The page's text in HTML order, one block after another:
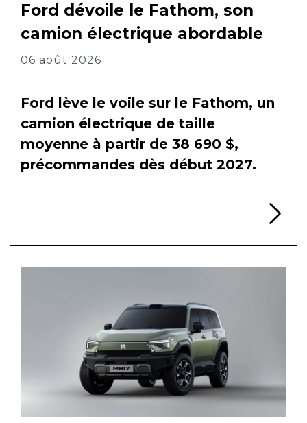
Ford dévoile le Fathom, son
camion électrique abordable
06 août 2026
Ford lève le voile sur le Fathom, un
camion électrique de taille
moyenne à partir de 38 690 $,
précommandes dès début 2027.